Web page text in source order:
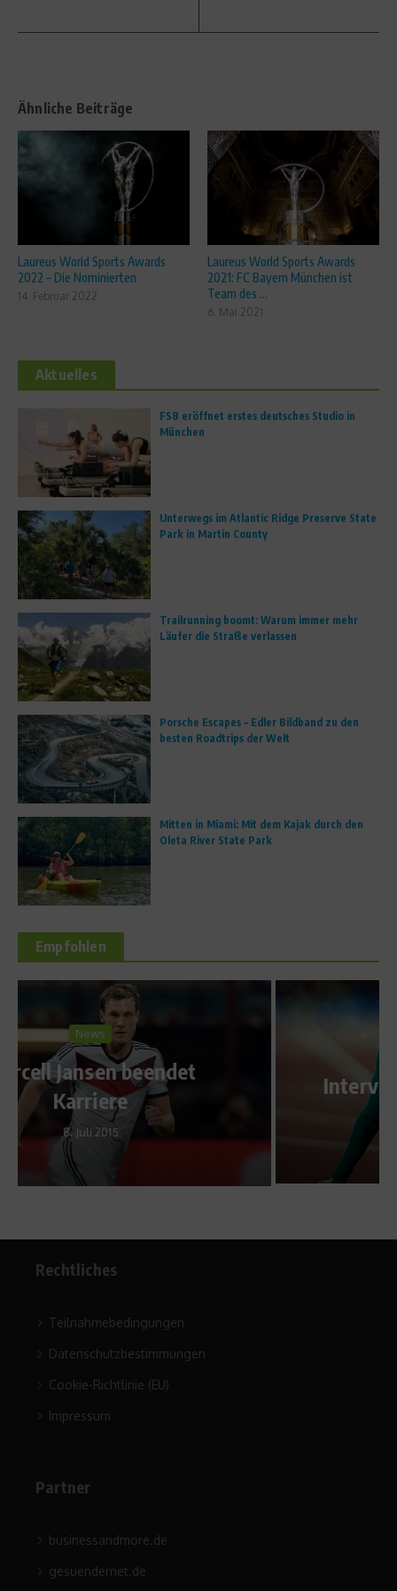
Ähnliche Beiträge
Laureus World Sports Awards
2022 – Die Nominierten
14. Februar 2022
Laureus World Sports Awards
2021: FC Bayern München ist
Team des ...
6. Mai 2021
Aktuelles
FS8 eröffnet erstes deutsches Studio in
München
Unterwegs im Atlantic Ridge Preserve State
Park in Martin County
Trailrunning boomt: Warum immer mehr
Läufer die Straße verlassen
Porsche Escapes – Edler Bildband zu den
besten Roadtrips der Welt
Mitten in Miami: Mit dem Kajak durch den
Oleta River State Park
Empfohlen
Interview mit Cathy Freeman
26. April 2010
Rechtliches
Teilnahmebedingungen
Datenschutzbestimmungen
Cookie-Richtlinie (EU)
Impressum
Partner
businessandmore.de
gesuendernet.de